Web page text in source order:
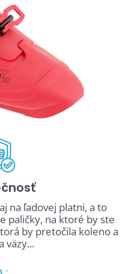
na ľadovej platni, a to
paličky, na ktoré by ste
by pretočila koleno a
väzy...